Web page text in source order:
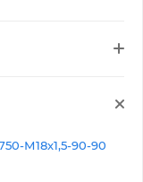
М18х1,5-90-90